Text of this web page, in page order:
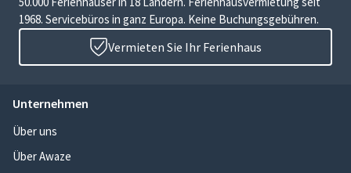
1968. Servicebüros in ganz Europa. Keine Buchungsgebühren.
Vermieten Sie Ihr Ferienhaus
Unternehmen
Über uns
Über Awaze